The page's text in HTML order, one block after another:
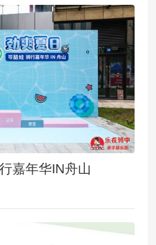
嘉年华IN舟山